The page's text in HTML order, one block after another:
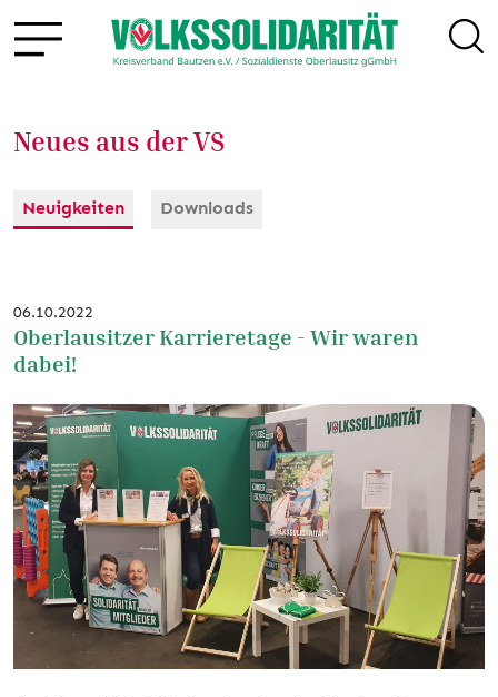
Neues aus der VS
Neuigkeiten Downloads
06.10.2022
Oberlausitzer Karrieretage - Wir waren
dabei!